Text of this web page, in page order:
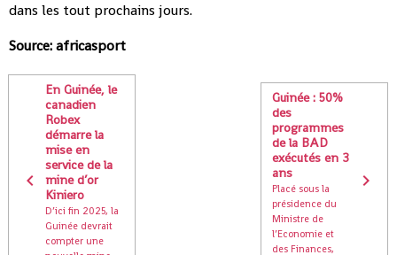
dans les tout prochains jours.
Source: africasport
En Guinée, le
canadien
Robex
démarre la
mise en
service de la
mine d’or
Kiniero
D’ici fin 2025, la
Guinée devrait
compter une
Guinée : 50%
des
programmes
de la BAD
exécutés en 3
ans
Placé sous la
présidence du
Ministre de
l’Economie et
des Finances,